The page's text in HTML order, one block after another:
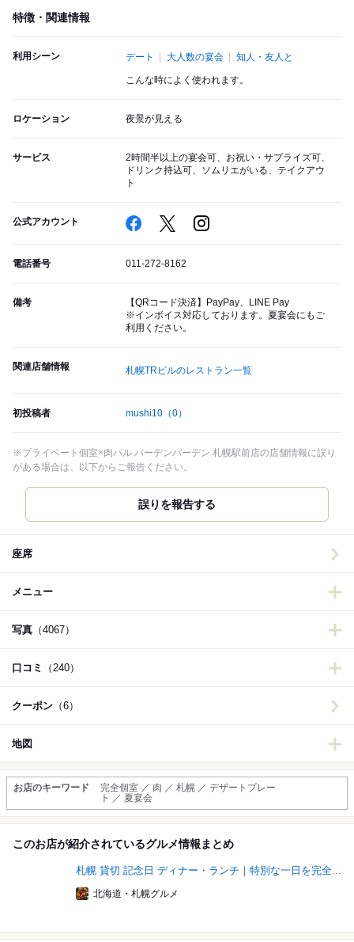
特徴・関連情報
利用シーン デート 大人数の宴会 知人・友人と
こんな時によく使われます。
ロケーション 夜景が見える
サービス
2時間半以上の宴会可、お祝い・サプライズ可、
ドリンク持込可、ソムリエがいる、テイクアウ
ト
公式アカウント
電話番号 011-272-8162
備考
【QRコード決済】PayPay、LINE Pay
※インボイス対応しております。夏宴会にもご
利用ください。
関連店舗情報 札幌TRビルのレストラン一覧
初投稿者 mushi10 （0）
※プライベート個室×肉バル バーデンバーデン 札幌駅前店の店舗情報に誤り
がある場合は、以下からご報告ください。
誤りを報告する
座席
メニュー
写真 （4067）
口コミ （240）
クーポン （6）
地図
お店のキーワード
完全個室 ／ 肉 ／ 札幌 ／ デザートプレー
ト ／ 夏宴会
このお店が紹介されているグルメ情報まとめ
札幌 貸切 記念日 ディナー・ランチ｜特別な一日を完全...
北海道・札幌グルメ